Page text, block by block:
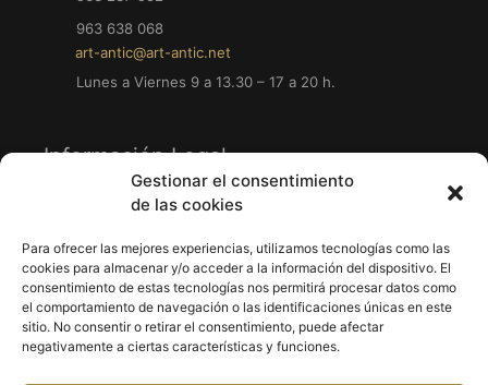
Gestionar el consentimiento
de las cookies
Para ofrecer las mejores experiencias, utilizamos tecnologías como las
cookies para almacenar y/o acceder a la información del dispositivo. El
consentimiento de estas tecnologías nos permitirá procesar datos como
el comportamiento de navegación o las identificaciones únicas en este
sitio. No consentir o retirar el consentimiento, puede afectar
negativamente a ciertas características y funciones.
Información Legal
· Política de Privacidad
· Política de Cookies
Síguenos en